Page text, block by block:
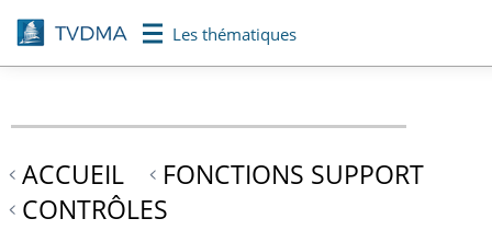
Aller
au
contenu
Les thématiques
ACCUEIL
FONCTIONS SUPPORT
CONTRÔLES